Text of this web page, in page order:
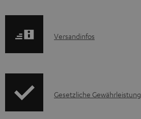
z
e
u
A
I
r
Versandinfos
IGesetzliche Gewährleistung